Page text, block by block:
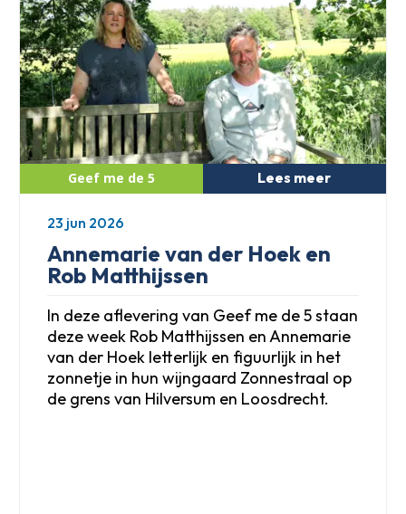
Annemarie van der Hoek en
Rob Matthijssen
In deze aflevering van Geef me de 5 staan
deze week Rob Matthijssen en Annemarie
van der Hoek letterlijk en figuurlijk in het
zonnetje in hun wijngaard Zonnestraal op
de grens van Hilversum en Loosdrecht.
Lees meer
23 jun 2026